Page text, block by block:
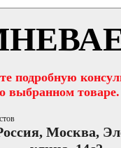
подробную
о выбранном товаре.
Москва,